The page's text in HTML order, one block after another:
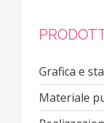
Grafica e
Materiale